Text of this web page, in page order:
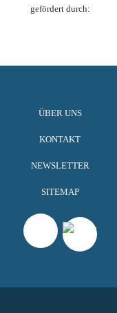
gefördert durch:
ÜBER UNS
KONTAKT
NEWSLETTER
SITEMAP